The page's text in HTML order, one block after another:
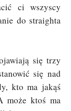
ci wszyscy
do straighta
się trzy
się nad
kto ma jakąś
może ktoś ma